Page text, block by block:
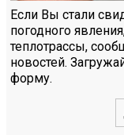
Если Вы стали
погодного
теплотрассы,
новостей.
форму.